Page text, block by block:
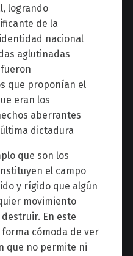
logrando
de la
nacional
aglutinadas
que proponían el
eran los
aberrantes
dictadura
que son los
el campo
y rígido que algún
movimiento
En este
cómoda de ver
que no permite ni